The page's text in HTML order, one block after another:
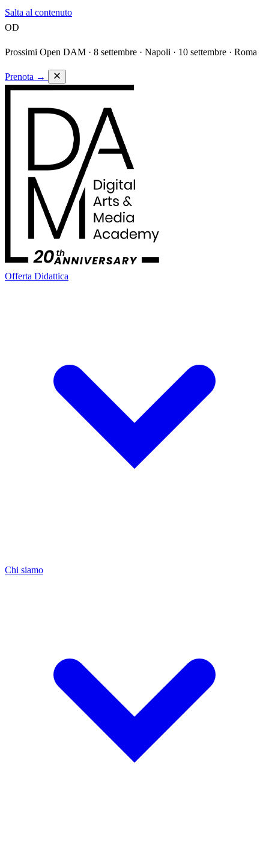
Salta al contenuto
OD
Prossimi Open DAM · 8 settembre · Napoli · 10 settembre · Roma
Prenota →
Offerta Didattica
Chi siamo